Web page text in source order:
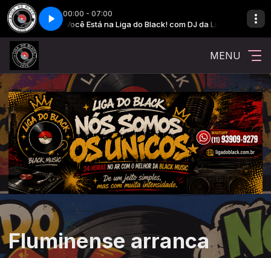
00:00 - 07:00
Você Está na Liga do Black! com DJ da Liga Você Está
MENU
Fluminense arranca